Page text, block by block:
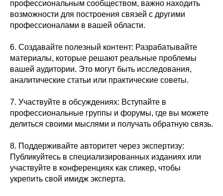
профессиональным сообществом, важно находить
возможности для построения связей с другими
профессионалами в вашей области.
6. Создавайте полезный контент: Разрабатывайте
материалы, которые решают реальные проблемы
вашей аудитории. Это могут быть исследования,
аналитические статьи или практические советы.
7. Участвуйте в обсуждениях: Вступайте в
профессиональные группы и форумы, где вы можете
делиться своими мыслями и получать обратную связь.
8. Поддерживайте авторитет через экспертизу:
Публикуйтесь в специализированных изданиях или
участвуйте в конференциях как спикер, чтобы
укрепить свой имидж эксперта.